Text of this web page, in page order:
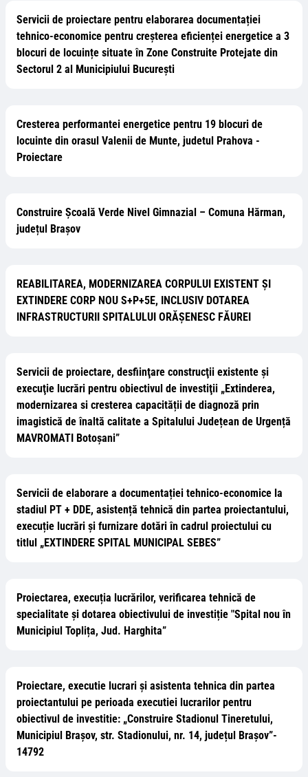
Servicii de proiectare pentru elaborarea documentației
tehnico-economice pentru creșterea eficienței energetice a 3
blocuri de locuințe situate în Zone Construite Protejate din
Sectorul 2 al Municipiului București
Cresterea performantei energetice pentru 19 blocuri de
locuinte din orasul Valenii de Munte, judetul Prahova -
Proiectare
Construire Școală Verde Nivel Gimnazial – Comuna Hărman,
județul Brașov
REABILITAREA, MODERNIZAREA CORPULUI EXISTENT ȘI
EXTINDERE CORP NOU S+P+5E, INCLUSIV DOTAREA
INFRASTRUCTURII SPITALULUI ORĂȘENESC FĂUREI
Servicii de proiectare, desfiinţare construcţii existente și
execuţie lucrări pentru obiectivul de investiţii „Extinderea,
modernizarea si cresterea capacității de diagnoză prin
imagistică de înaltă calitate a Spitalului Județean de Urgență
MAVROMATI Botoșani”
Servicii de elaborare a documentației tehnico-economice la
stadiul PT + DDE, asistență tehnică din partea proiectantului,
execuție lucrări și furnizare dotări în cadrul proiectului cu
titlul „EXTINDERE SPITAL MUNICIPAL SEBES”
Proiectarea, execuția lucrărilor, verificarea tehnică de
specialitate și dotarea obiectivului de investiție "Spital nou în
Municipiul Toplița, Jud. Harghita”
Proiectare, executie lucrari și asistenta tehnica din partea
proiectantului pe perioada executiei lucrarilor pentru
obiectivul de investitie: „Construire Stadionul Tineretului,
Municipiul Brașov, str. Stadionului, nr. 14, județul Brașov”-
14792